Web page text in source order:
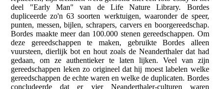
deel "Early Man" van de Life Nature Library. Bordes
dupliceerde zo'n 63 soorten werktuigen, waaronder de speer,
punten, messen, bijlen, schrapers, carvers en boorgereedschap.
Bordes maakte meer dan 100.000 stenen gereedschappen. Om
deze gereedschappen te maken, gebruikte Bordes alleen
vuursteen, dierlijk bot en hout zoals de Neanderthaler dat had
gedaan, om ze authentieker te laten lijken. Veel van zijn
gereedschappen leken zo origineel dat hij moest labelen welke
gereedschappen de echte waren en welke de duplicaten. Bordes
concludeerde dat er vier Neanderthaler-culturen waren